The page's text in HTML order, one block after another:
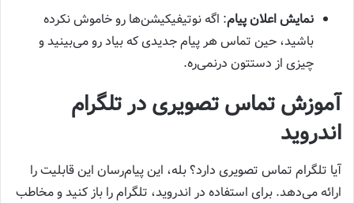
نمایش اعلان پیام: اگه نوتیفیکیشن‌ها رو خاموش نکرده
باشید، حین تماس هر پیام جدیدی که بیاد رو می‌بینید و
چیزی از دستتون درنمی‌ره.
آموزش تماس تصویری در تلگرام
اندروید
آیا تلگرام تماس تصویری دارد؟ بله، این پیام‌رسان این قابلیت را
ارائه می‌دهد. برای استفاده در اندروید، تلگرام را باز کنید و مخاطب